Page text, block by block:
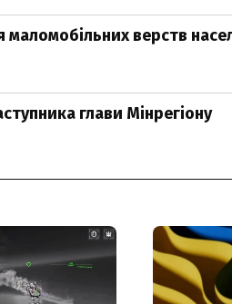
верств
глави Мінрегіону